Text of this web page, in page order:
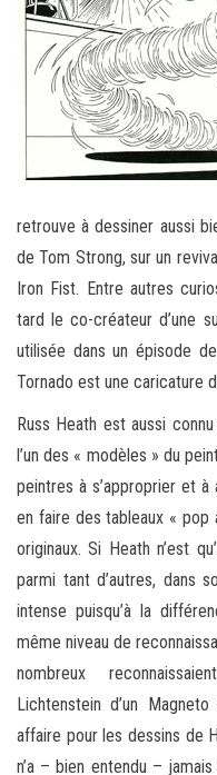
retrouve à dessiner aussi
de Tom Strong, sur un
Iron Fist. Entre autres
tard le co-créateur d’une
utilisée dans un épisode
Tornado est une caricature
Russ Heath est aussi
l’un des « modèles » du
peintres à s’approprier et
en faire des tableaux «
originaux. Si Heath n’est
parmi tant d’autres, dans
intense puisqu’à la
même niveau de
nombreux
Lichtenstein d’un
affaire pour les dessins de
n’a – bien entendu –